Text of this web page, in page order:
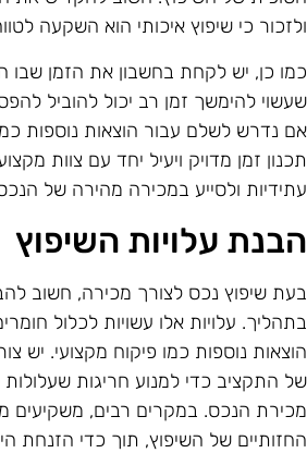
כי שיפוץ איכותי הוא השקעה
כן, יש לקחת בחשבון את הזמן שבו
להימשך זמן רב יכול להוביל
נדרש לשלם עבור הוצאות נוספות
זמן מדויק ויעיל יחד עם צוות
ולסייע במכירה מהירה של
עלויות השיפוץ
שיפוץ נכס לצורך מכירה, חשוב
עלויות אלו עשויות לכלול
נוספות כמו פיקוח מקצועי. יש
התקציב כדי למנוע חריגות
הנכס. במקרים רבים, משקיעים
של השיפוץ, תוך כדי הזנחת